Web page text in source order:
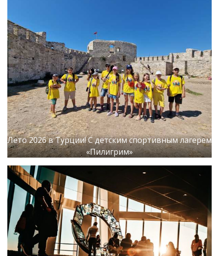
Лето 2026 в Турции! С детским спортивным лагерем
«Пилигрим»